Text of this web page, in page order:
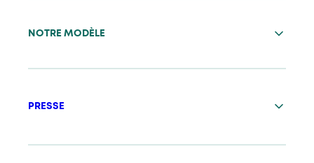
NOTRE MODÈLE
PRESSE